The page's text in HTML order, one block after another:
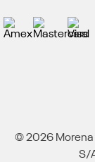
© 2026 Morena
S/